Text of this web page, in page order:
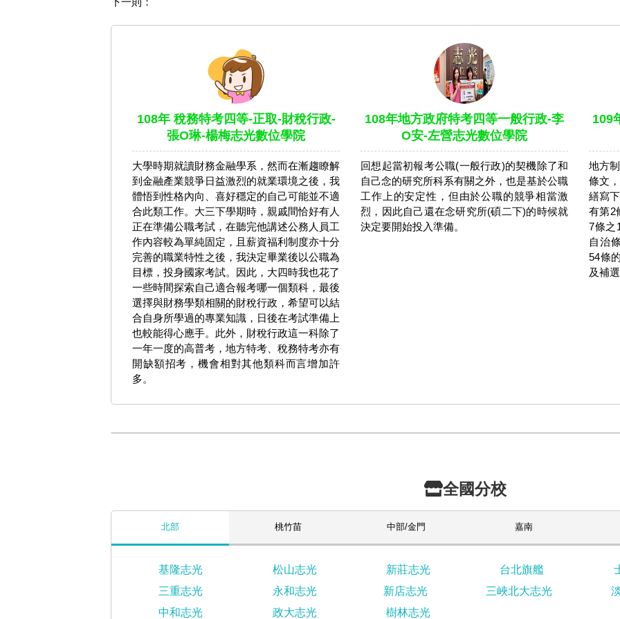
108年 稅務特考四等-正取-財稅行政-
張O琳-楊梅志光數位學院
大學時期就讀財務金融學系，然而在漸趨瞭解
到金融產業競爭日益激烈的就業環境之後，我
體悟到性格內向、喜好穩定的自己可能並不適
合此類工作。大三下學期時，親戚間恰好有人
正在準備公職考試，在聽完他講述公務人員工
作內容較為單純固定，且薪資福利制度亦十分
完善的職業特性之後，我決定畢業後以公職為
目標，投身國家考試。因此，大四時我也花了
一些時間探索自己適合報考哪一個類科，最後
選擇與財務學類相關的財稅行政，希望可以結
合自身所學過的專業知識，日後在考試準備上
也較能得心應手。此外，財稅行政這一科除了
一年一度的高普考，地方特考、稅務特考亦有
開缺額招考，機會相對其他類科而言增加許
多。
108年地方政府特考四等一般行政-李
O安-左營志光數位學院
回想起當初報考公職(一般行政)的契機除了和
自己念的研究所科系有關之外，也是基於公職
工作上的安定性，但由於公職的競爭相當激
烈，因此自己還在念研究所(碩二下)的時候就
決定要開始投入準備。
109
地方
條文
繕寫
有第2
7條之
自治
54條
及補
全國分校
北部 桃竹苗 中部/金門 嘉南
基隆志光 松山志光 新莊志光 台北旗艦
三重志光
永和志光 新店志光 三峽北大志光
中和志光
政大志光 樹林志光